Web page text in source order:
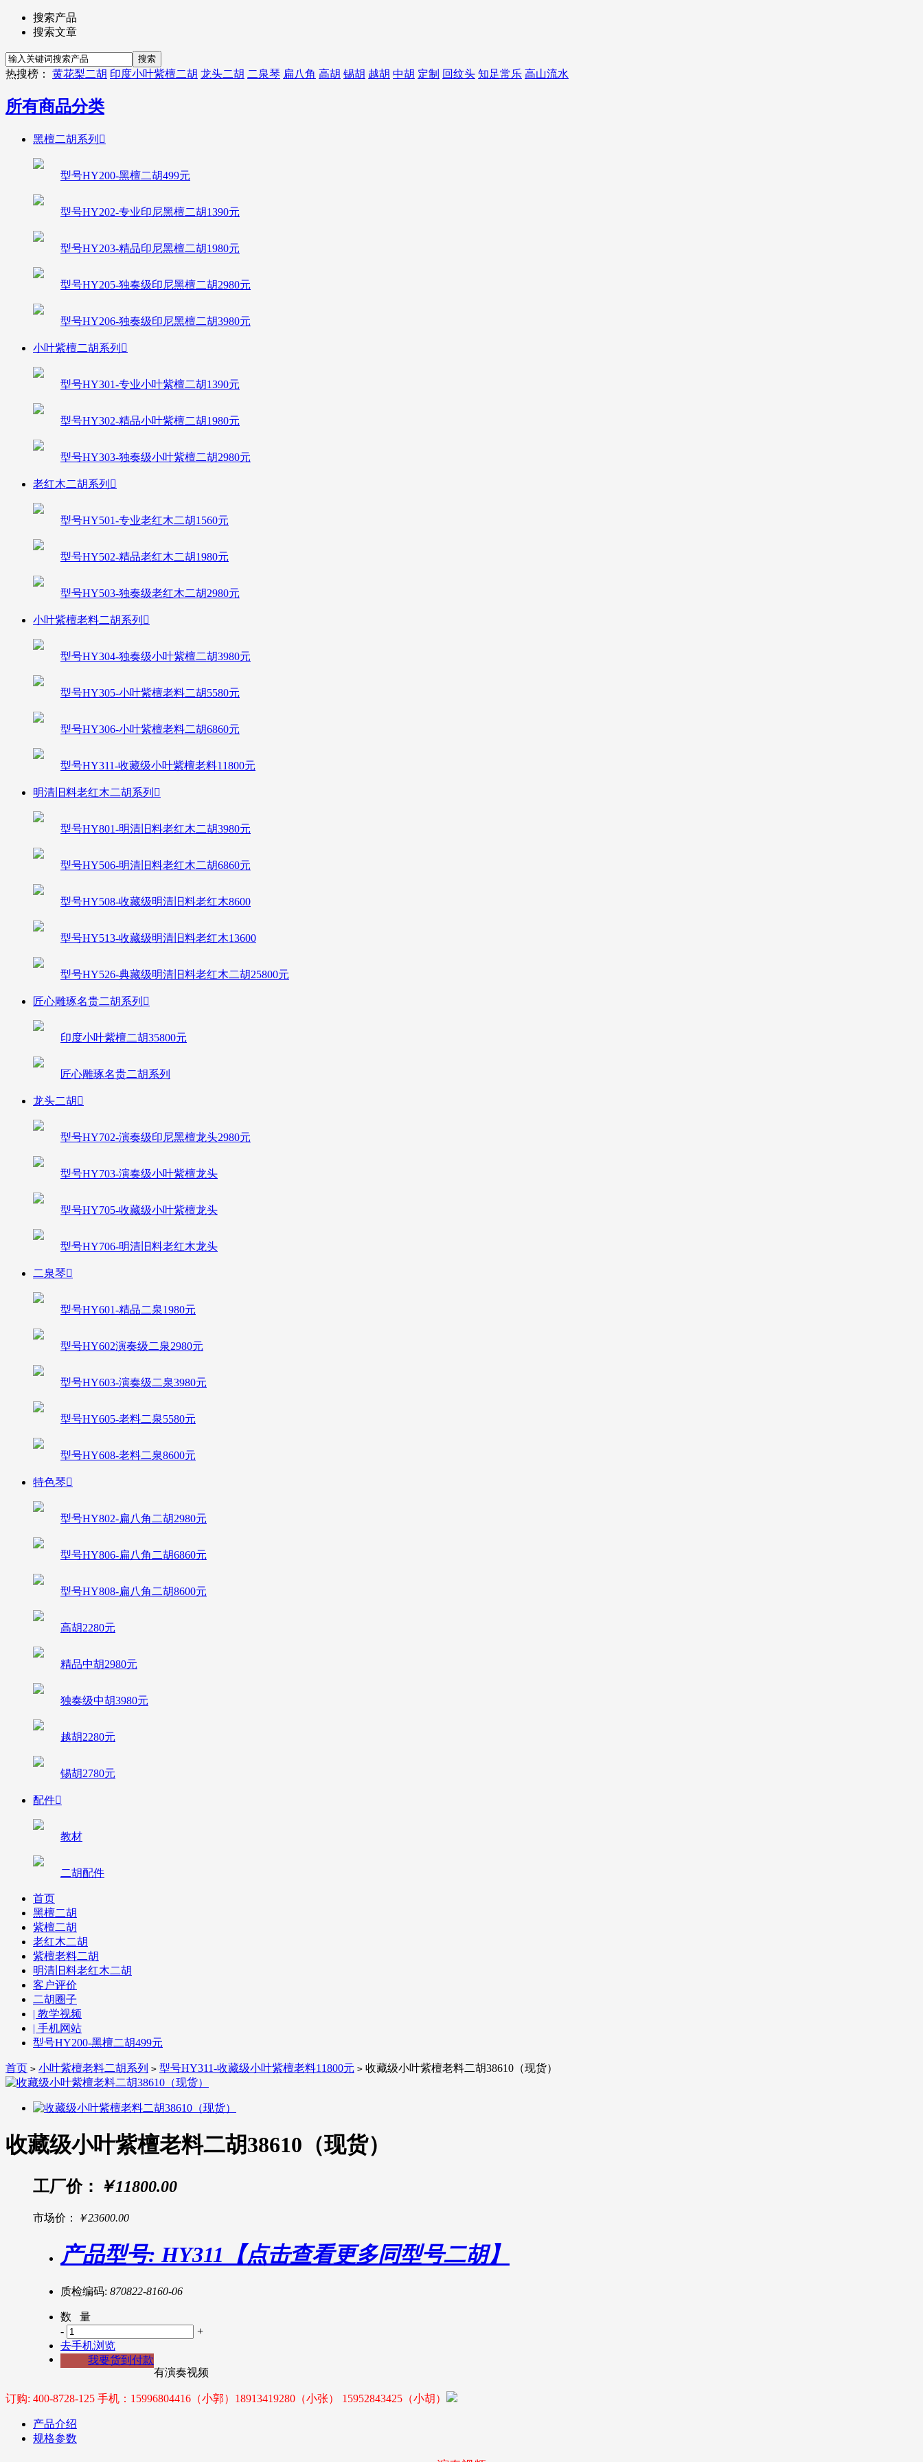
搜索产品
搜索文章
热搜榜： 黄花梨二胡 印度小叶紫檀二胡 龙头二胡 二泉琴 扁八角 高胡 锡胡 越胡 中胡 定制 回纹头 知足常乐 高山流水
所有商品分类
黑檀二胡系列 
型号HY200-黑檀二胡499元
型号HY202-专业印尼黑檀二胡1390元
型号HY203-精品印尼黑檀二胡1980元
型号HY205-独奏级印尼黑檀二胡2980元
型号HY206-独奏级印尼黑檀二胡3980元
小叶紫檀二胡系列 
型号HY301-专业小叶紫檀二胡1390元
型号HY302-精品小叶紫檀二胡1980元
型号HY303-独奏级小叶紫檀二胡2980元
老红木二胡系列 
型号HY501-专业老红木二胡1560元
型号HY502-精品老红木二胡1980元
型号HY503-独奏级老红木二胡2980元
小叶紫檀老料二胡系列 
型号HY304-独奏级小叶紫檀二胡3980元
型号HY305-小叶紫檀老料二胡5580元
型号HY306-小叶紫檀老料二胡6860元
型号HY311-收藏级小叶紫檀老料11800元
明清旧料老红木二胡系列 
型号HY801-明清旧料老红木二胡3980元
型号HY506-明清旧料老红木二胡6860元
型号HY508-收藏级明清旧料老红木8600
型号HY513-收藏级明清旧料老红木13600
型号HY526-典藏级明清旧料老红木二胡25800元
匠心雕琢名贵二胡系列 
印度小叶紫檀二胡35800元
匠心雕琢名贵二胡系列
龙头二胡 
型号HY702-演奏级印尼黑檀龙头2980元
型号HY703-演奏级小叶紫檀龙头
型号HY705-收藏级小叶紫檀龙头
型号HY706-明清旧料老红木龙头
二泉琴
型号HY601-精品二泉1980元
型号HY602演奏级二泉2980元
型号HY603-演奏级二泉3980元
型号HY605-老料二泉5580元
型号HY608-老料二泉8600元
特色琴
型号HY802-扁八角二胡2980元
型号HY806-扁八角二胡6860元
型号HY808-扁八角二胡8600元
高胡2280元
精品中胡2980元
独奏级中胡3980元
越胡2280元
锡胡2780元
配件
教材
二胡配件
首页
黑檀二胡
紫檀二胡
老红木二胡
紫檀老料二胡
明清旧料老红木二胡
客户评价
二胡圈子
| 教学视频
| 手机网站
型号HY200-黑檀二胡499元
首页 > 小叶紫檀老料二胡系列 > 型号HY311-收藏级小叶紫檀老料11800元 > 收藏级小叶紫檀老料二胡38610（现货）
收藏级小叶紫檀老料二胡38610（现货）
工厂价： ￥11800.00
市场价： ￥23600.00
产品型号: HY311【点击查看更多同型号二胡】
质检编码: 870822-8160-06
数 量
-
+
去手机浏览
我要货到付款
有演奏视频
订购: 400-8728-125 手机：15996804416（小郭）18913419280（小张） 15952843425（小胡）
产品介绍
规格参数